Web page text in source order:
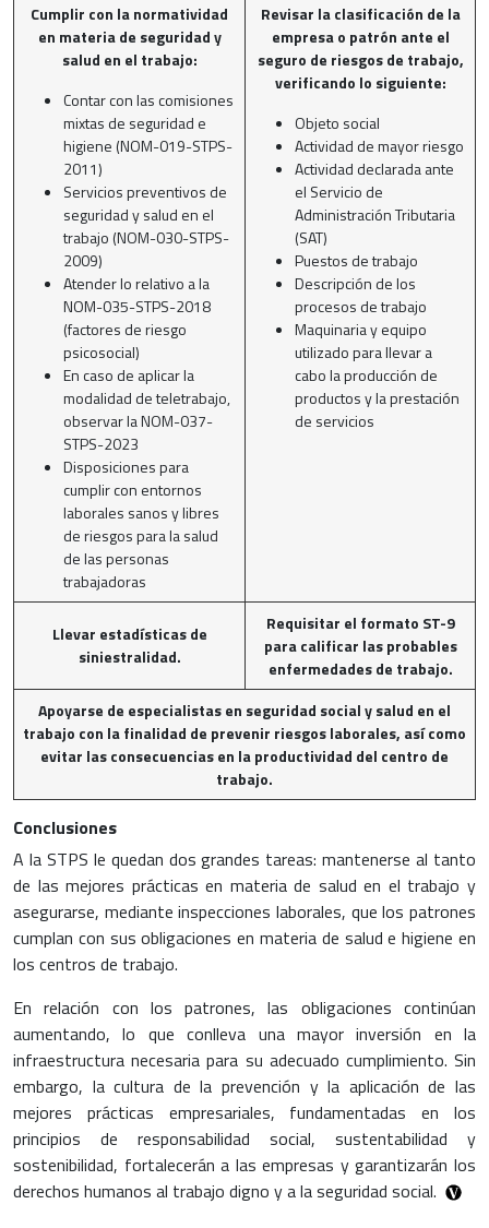
Cumplir con la normatividad
en materia de seguridad y
salud en el trabajo:
Contar con las comisiones
mixtas de seguridad e
higiene (NOM-019-STPS-
2011)
Servicios preventivos de
seguridad y salud en el
trabajo (NOM-030-STPS-
2009)
Atender lo relativo a la
NOM-035-STPS-2018
(factores de riesgo
psicosocial)
En caso de aplicar la
modalidad de teletrabajo,
observar la NOM-037-
STPS-2023
Disposiciones para
cumplir con entornos
laborales sanos y libres
de riesgos para la salud
de las personas
trabajadoras
Revisar la clasificación de la
empresa o patrón ante el
seguro de riesgos de trabajo,
verificando lo siguiente:
Objeto social
Actividad de mayor riesgo
Actividad declarada ante
el Servicio de
Administración Tributaria
(SAT)
Puestos de trabajo
Descripción de los
procesos de trabajo
Maquinaria y equipo
utilizado para llevar a
cabo la producción de
productos y la prestación
de servicios
Llevar estadísticas de
siniestralidad.
Requisitar el formato ST-9
para calificar las probables
enfermedades de trabajo.
Apoyarse de especialistas en seguridad social y salud en el
trabajo con la finalidad de prevenir riesgos laborales, así como
evitar las consecuencias en la productividad del centro de
trabajo.
Conclusiones
A la STPS le quedan dos grandes tareas: mantenerse al tanto
de las mejores prácticas en materia de salud en el trabajo y
asegurarse, mediante inspecciones laborales, que los patrones
cumplan con sus obligaciones en materia de salud e higiene en
los centros de trabajo.
En relación con los patrones, las obligaciones continúan
aumentando, lo que conlleva una mayor inversión en la
infraestructura necesaria para su adecuado cumplimiento. Sin
embargo, la cultura de la prevención y la aplicación de las
mejores prácticas empresariales, fundamentadas en los
principios de responsabilidad social, sustentabilidad y
sostenibilidad, fortalecerán a las empresas y garantizarán los
derechos humanos al trabajo digno y a la seguridad social.